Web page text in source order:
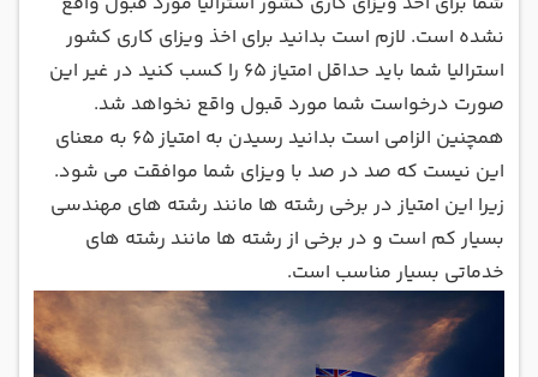
نشده است. لازم است بدانید برای اخذ ویزای کاری کشور
استرالیا شما باید حداقل امتیاز 65 را کسب کنید در غیر این
صورت درخواست شما مورد قبول واقع نخواهد شد.
همچنین الزامی است بدانید رسیدن به امتیاز 65 به معنای
این نیست که صد در صد با ویزای شما موافقت می شود.
زیرا این امتیاز در برخی رشته ها مانند رشته های مهندسی
بسیار کم است و در برخی از رشته ها مانند رشته های
خدماتی بسیار مناسب است.